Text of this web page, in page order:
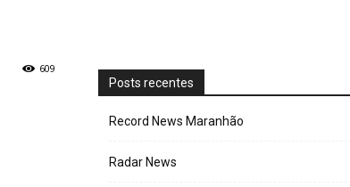
609
Posts recentes
Record News Maranhão
Radar News